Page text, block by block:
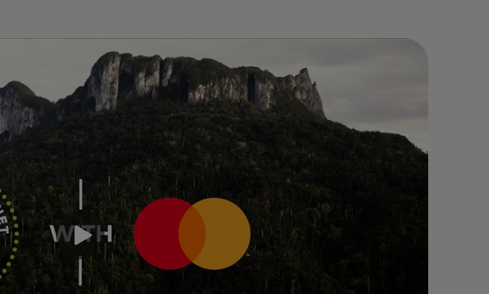
En collaboration avec Conservation
International et le World Resources
Institute, nous contribuons à
soutenir la nature, à restaurer les
écosystèmes et à améliorer les
moyens de subsistance des
communautés à l'échelle mondiale.